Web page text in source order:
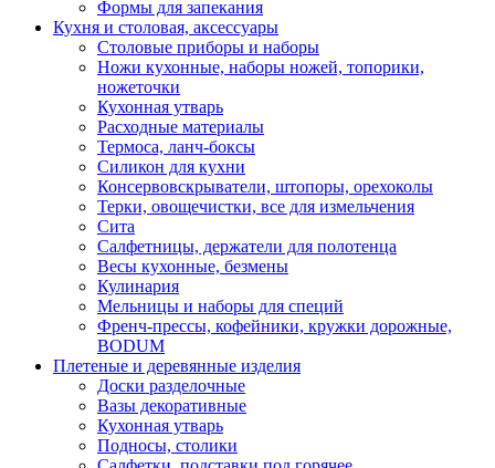
Формы для запекания
Кухня и столовая, аксессуары
Столовые приборы и наборы
Ножи кухонные, наборы ножей, топорики,
ножеточки
Кухонная утварь
Расходные материалы
Термоса, ланч-боксы
Силикон для кухни
Консервовскрыватели, штопоры, орехоколы
Терки, овощечистки, все для измельчения
Сита
Салфетницы, держатели для полотенца
Весы кухонные, безмены
Кулинария
Мельницы и наборы для специй
Френч-прессы, кофейники, кружки дорожные,
BODUM
Плетеные и деревянные изделия
Доски разделочные
Вазы декоративные
Кухонная утварь
Подносы, столики